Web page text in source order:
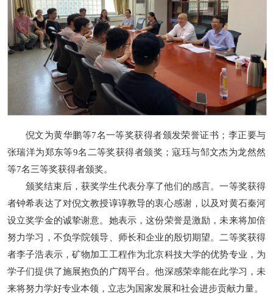
倪文为黄华鹏等7名一等奖获得者颁发荣誉证书；李正要与
张瑞洋为郑东等9名二等奖获得者颁奖；寇珏与邹文杰为龙然然
等7名三等奖获得者颁奖。
颁奖结束后，获奖学生代表分享了他们的感言。一等奖获得
者钟希表达了对倪文教授谆谆教导的衷心感谢，以及对黄石秦河
设立奖学金的诚挚谢意。她表示，这份荣誉是激励，未来将加倍
努力学习，不负学院领导、师长和企业的殷切期望。二等奖获得
者李子浩表示，矿物加工工程作为北京科技大学的优势专业，为
学子们提供了施展抱负的广阔平台。他深感荣幸能在此学习，未
来将努力学好专业本领，立志为国家发展和社会进步贡献力量。